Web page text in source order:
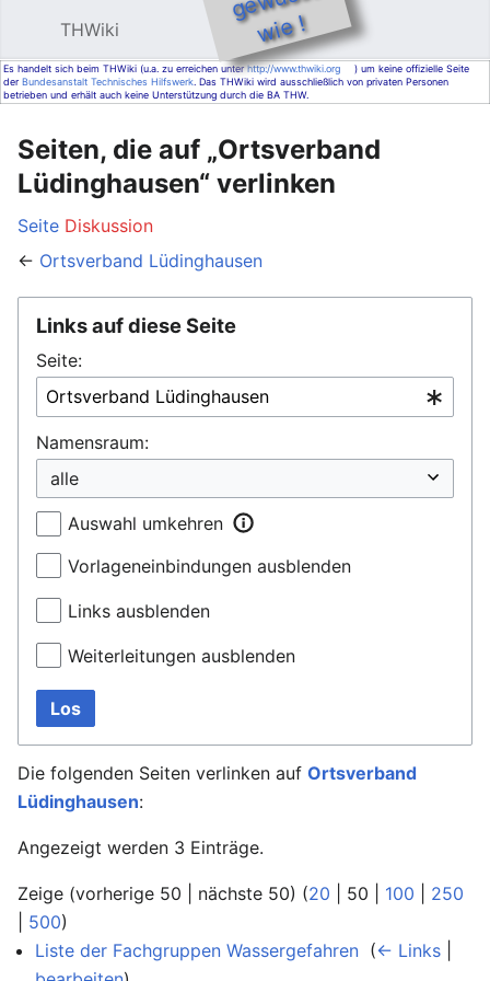
THWiki e !
Es handelt sich beim THWiki (u.a. zu erreichen unterhttp://www.thwiki.org
) um keine offizielle Seite
derBundesanstalt Technisches Hilfswerk. Das THWiki wird ausschließlich von privaten Personen
betrieben und erhält auch keine Unterstützung durch die BA THW.
Seiten, die auf „Ortsverband
Lüdinghausen“ verlinken
Seite Diskussion
← Ortsverband Lüdinghausen
Links auf diese Seite
Seite:
Namensraum:
Auswahl umkehren
Vorlageneinbindungen ausblenden
Links ausblenden
Weiterleitungen ausblenden
Los
Die folgenden Seiten verlinken auf Ortsverband
Lüdinghausen:
Angezeigt werden 3 Einträge.
Zeige (vorherige 50 nächste 50) (20 50 100
250
500)
Liste der Fachgruppen Wassergefahren (← Links